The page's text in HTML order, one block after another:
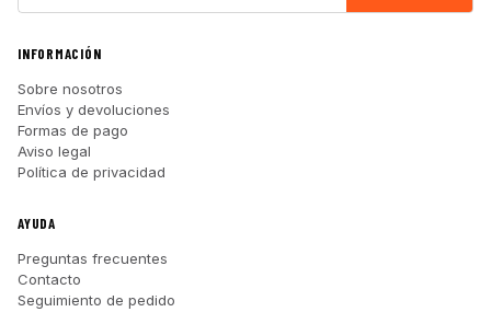
INFORMACIÓN
Sobre nosotros
Envíos y devoluciones
Formas de pago
Aviso legal
Política de privacidad
AYUDA
Preguntas frecuentes
Contacto
Seguimiento de pedido